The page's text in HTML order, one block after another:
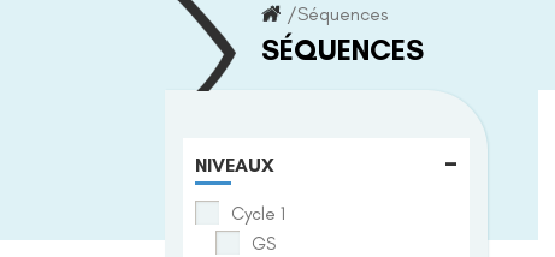
/Séquences
SÉQUENCES
NIVEAUX -
Cycle 1
GS